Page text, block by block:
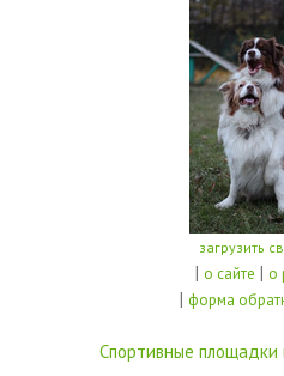
загрузить
| о сайте | о
| форма
Спортивные площадки